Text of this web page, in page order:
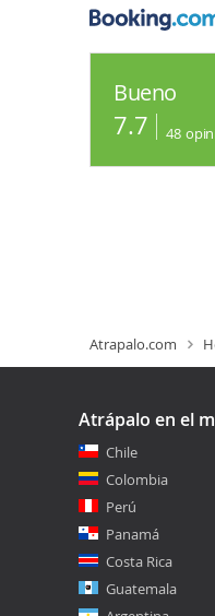
Bueno
7.7 48
Atrapalo.com
Atrápalo en el
Chile
Colombia
Perú
Panamá
Costa Rica
Guatemala